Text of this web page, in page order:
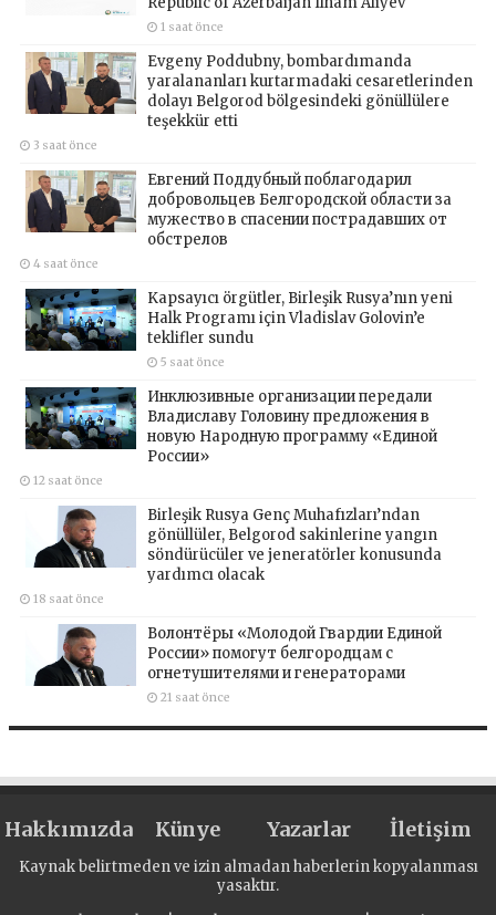
1 saat önce
Evgeny Poddubny, bombardımanda
yaralananları kurtarmadaki cesaretlerinden
dolayı Belgorod bölgesindeki gönüllülere
teşekkür etti
3 saat önce
Евгений Поддубный поблагодарил
добровольцев Белгородской области за
мужество в спасении пострадавших от
обстрелов
4 saat önce
Kapsayıcı örgütler, Birleşik Rusya’nın yeni
Halk Programı için Vladislav Golovin’e
teklifler sundu
5 saat önce
Инклюзивные организации передали
Владиславу Головину предложения в
новую Народную программу «Единой
России»
12 saat önce
Birleşik Rusya Genç Muhafızları’ndan
gönüllüler, Belgorod sakinlerine yangın
söndürücüler ve jeneratörler konusunda
yardımcı olacak
18 saat önce
Волонтёры «Молодой Гвардии Единой
России» помогут белгородцам с
огнетушителями и генераторами
21 saat önce
Hakkımızda Künye Yazarlar İletişim
Kaynak belirtmeden ve izin almadan haberlerin kopyalanması
yasaktır.